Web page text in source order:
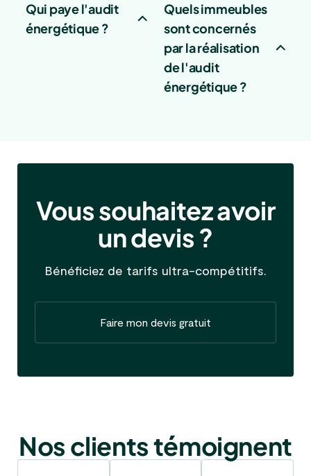
Qui paye l'audit
énergétique ?
Quels immeubles
sont concernés
par la réalisation
de l'audit
énergétique ?
Vous souhaitez avoir
un devis ?
Bénéficiez de tarifs ultra-compétitifs.
Faire mon devis gratuit
Nos clients témoignent